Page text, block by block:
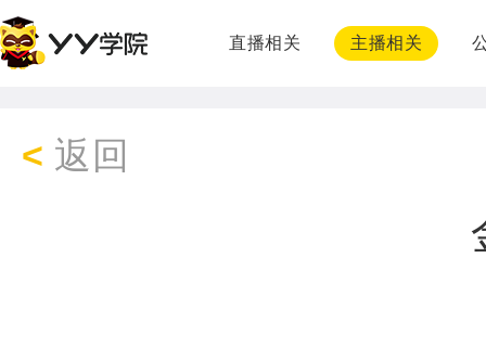
直播相关 主播相关
< 返回